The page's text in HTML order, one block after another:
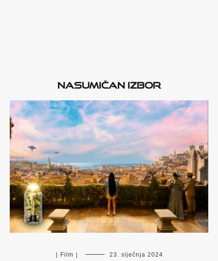
Nasumičan izbor
Film 23. siječnja 2024.